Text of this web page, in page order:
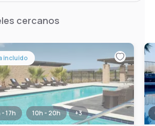
cercanos
incluido
- 17h 10h - 20h +3